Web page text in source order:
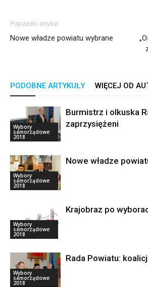
Poprzedni artykuł
Nowe władze powiatu wybrane
PODOBNE ARTYKUŁY WIĘCEJ OD
Wybory
samorządowe
2018
Burmistrz i olkuska
zaprzysiężeni
Wybory
samorządowe
2018
Nowe władze
Wybory
samorządowe
2018
Krajobraz po
Wybory
samorządowe
2018
Rada Powiatu: